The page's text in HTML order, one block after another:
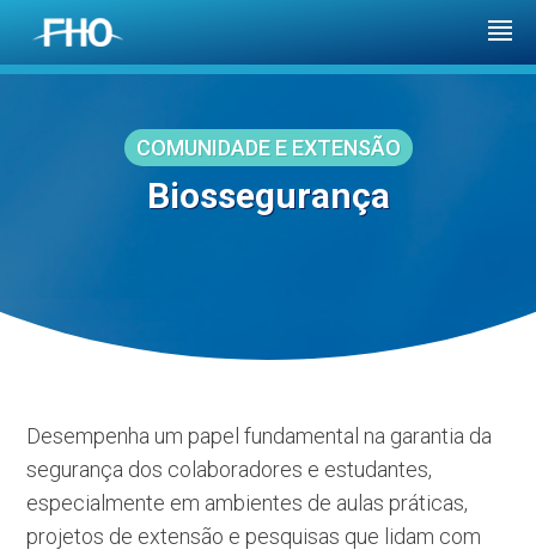
COMUNIDADE E EXTENSÃO
Biossegurança
Desempenha um papel fundamental na garantia da
segurança dos colaboradores e estudantes,
especialmente em ambientes de aulas práticas,
projetos de extensão e pesquisas que lidam com